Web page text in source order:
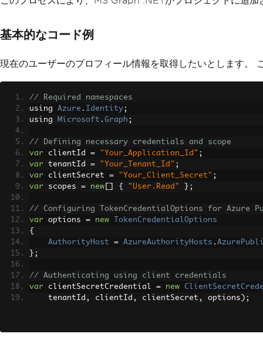
基本的なコード例
現在のユーザーのプロフィール情報を取得したいとします。
// Required namespaces
using Azure . Identity;
using Microsoft . Graph ;
// Defining necessary credentials and scope
var clientId = "Your_Application_Id" ;
var tenantId = "Your_Tenant_Id" ;
var clientSecret = "Your_Client_Secret" ;
var scopes = new { "User.Read" };
// Configuring TokenCredentialOptions for Azure
var options = new
TokenCredentialOptions
{
AuthorityHost
= AzureAuthorityHosts .
};
// Authenticating using client credentials
var clientSecretCredential = new
    tenantId
, clientId , clientSecret , options );
var graphClient = new GraphServiceClient(